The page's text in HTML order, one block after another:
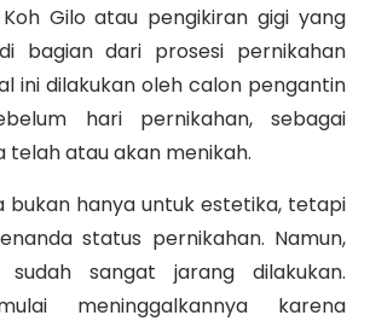
Gilo atau pengikiran gigi yang
bagian dari prosesi pernikahan
ini dilakukan oleh calon pengantin
hari pernikahan, sebagai
telah atau akan menikah.
bukan hanya untuk estetika, tetapi
status pernikahan. Namun,
sangat jarang dilakukan.
meninggalkannya karena